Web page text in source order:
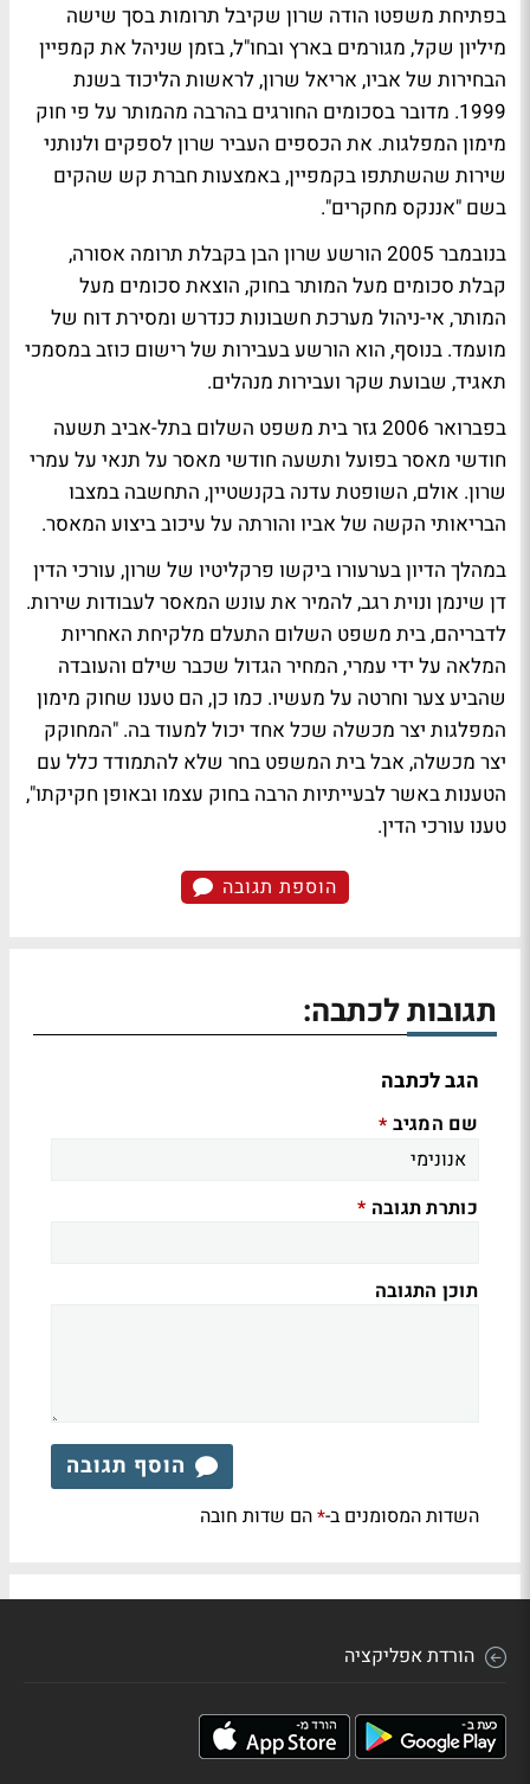
בפתיחת משפטו הודה שרון שקיבל תרומות בסך שישה
מיליון שקל, מגורמים בארץ ובחו"ל, בזמן שניהל את קמפיין
הבחירות של אביו, אריאל שרון, לראשות הליכוד בשנת
1999. מדובר בסכומים החורגים בהרבה מהמותר על פי חוק
מימון המפלגות. את הכספים העביר שרון לספקים ולנותני
שירות שהשתתפו בקמפיין, באמצעות חברת קש שהקים
בשם "אננקס מחקרים".
בנובמבר 2005 הורשע שרון הבן בקבלת תרומה אסורה,
קבלת סכומים מעל המותר בחוק, הוצאת סכומים מעל
המותר, אי-ניהול מערכת חשבונות כנדרש ומסירת דוח של
מועמד. בנוסף, הוא הורשע בעבירות של רישום כוזב במסמכי
תאגיד, שבועת שקר ועבירות מנהלים.
בפברואר 2006 גזר בית משפט השלום בתל-אביב תשעה
חודשי מאסר בפועל ותשעה חודשי מאסר על תנאי על עמרי
שרון. אולם, השופטת עדנה בקנשטיין, התחשבה במצבו
הבריאותי הקשה של אביו והורתה על עיכוב ביצוע המאסר.
במהלך הדיון בערעורו ביקשו פרקליטיו של שרון, עורכי הדין
דן שינמן ונוית רגב, להמיר את עונש המאסר לעבודות שירות.
לדבריהם, בית משפט השלום התעלם מלקיחת האחריות
המלאה על ידי עמרי, המחיר הגדול שכבר שילם והעובדה
שהביע צער וחרטה על מעשיו. כמו כן, הם טענו שחוק מימון
המפלגות יצר מכשלה שכל אחד יכול למעוד בה. "המחוקק
יצר מכשלה, אבל בית המשפט בחר שלא להתמודד כלל עם
הטענות באשר לבעייתיות הרבה בחוק עצמו ובאופן חקיקתו",
טענו עורכי הדין.
הוספת תגובה
תגובות לכתבה:
הגב לכתבה
שם המגיב *
כותרת תגובה *
תוכן התגובה
הוסף תגובה
השדות המסומנים ב-*הם שדות חובה
הורדת אפליקציה